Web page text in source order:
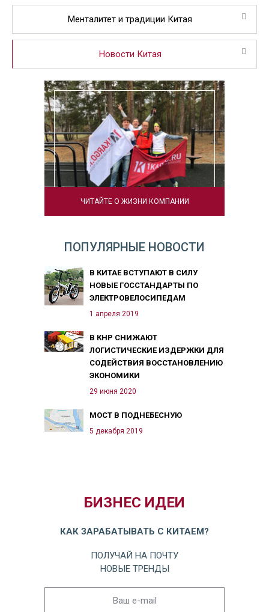
Менталитет и традиции Китая
Новости Китая
ЧИТАЙТЕ О ЖИЗНИ КОМПАНИИ
ПОПУЛЯРНЫЕ НОВОСТИ
В КИТАЕ ВСТУПАЮТ В СИЛУ
НОВЫЕ ГОССТАНДАРТЫ ПО
ЭЛЕКТРОВЕЛОСИПЕДАМ
1 апреля 2019
В КНР СНИЖАЮТ
ЛОГИСТИЧЕСКИЕ ИЗДЕРЖКИ ДЛЯ
СОДЕЙСТВИЯ ВОССТАНОВЛЕНИЮ
ЭКОНОМИКИ
29 июня 2020
МОСТ В ПОДНЕБЕСНУЮ
5 декабря 2019
БИЗНЕС ИДЕИ
КАК ЗАРАБАТЫВАТЬ С КИТАЕМ?
ПОЛУЧАЙ НА ПОЧТУ
НОВЫЕ ТРЕНДЫ